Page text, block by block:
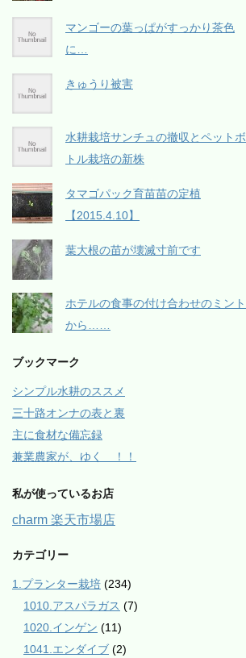
マンゴーの葉っぱがすっかり茶色
に…
きゅうり被害
水耕栽培サンチュの撤収とペットボ
トル栽培の新株
タマゴパック育苗苗の定植
【2015.4.10】
葉大根の苗が壊滅寸前です
ホテルの食事の付け合わせのミント
から……
ブックマーク
シンプル水耕のススメ
三十路オンナの表と裏
主に食材な備忘録
兼業農家が、ゆく ！！
私が使っているお店
charm 楽天市場店
カテゴリー
1.プランター栽培 (234)
1010.アスパラガス (7)
1020.インゲン (11)
1041.エンダイブ (2)